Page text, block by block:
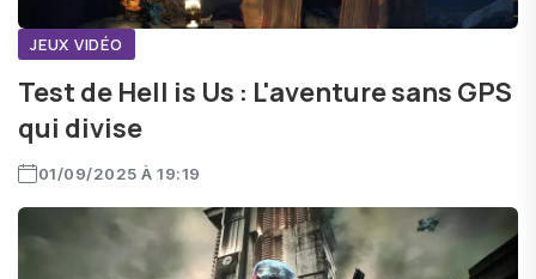
JEUX VIDÉO
Test de Hell is Us : L'aventure sans GPS
qui divise
01/09/2025 À 19:19